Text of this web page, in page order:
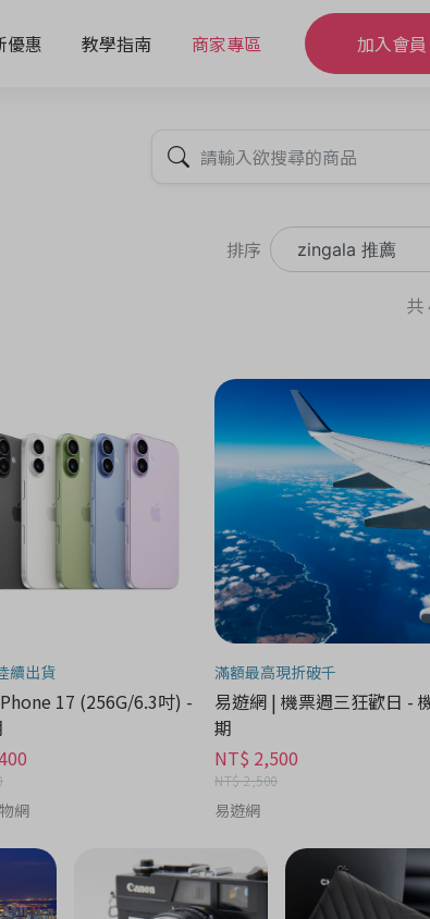
優惠 教學指南 商家專區 加入會員
排序 zingala 推薦
共
續出貨
17 (256G/6.3吋) -
網
滿額最高現折破千
易遊網 | 機票週三狂歡日 -
期
NT$ 2,500
NT$ 2,500
易遊網